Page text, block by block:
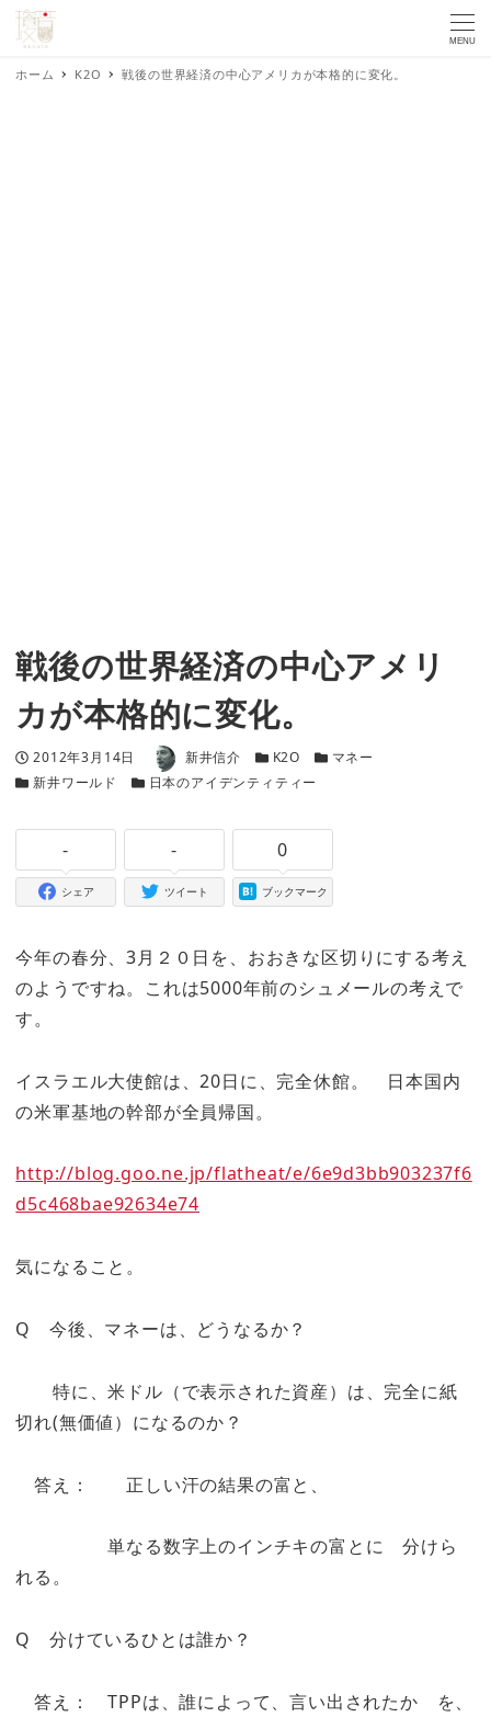
MENU
ホーム K2O 戦後の世界経済の中心アメリカが本格的に変化。
戦後の世界経済の中心アメリ
カが本格的に変化。
投稿日
2012年3月14日 著者 新井信介 カテゴリー
K2O カテゴリー
マネー
カテゴリー
新井ワールド カテゴリー
日本のアイデンティティー
-
シェア
-
ツイート
0
ブックマーク
今年の春分、3月２０日を、おおきな区切りにする考え
のようですね。これは5000年前のシュメールの考えで
す。
イスラエル大使館は、20日に、完全休館。 日本国内
の米軍基地の幹部が全員帰国。
http://blog.goo.ne.jp/flatheat/e/6e9d3bb903237f6
d5c468bae92634e74
気になること。
Q 今後、マネーは、どうなるか？
特に、米ドル（で表示された資産）は、完全に紙
切れ(無価値）になるのか？
答え： 正しい汗の結果の富と、
単なる数字上のインチキの富とに 分けら
れる。
Q 分けているひとは誰か？
答え： TPPは、誰によって、言い出されたか を、